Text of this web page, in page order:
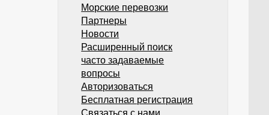
Морские перевозки
Партнеры
Новости
Расширенный поиск
часто задаваемые
вопросы
Авторизоваться
Бесплатная регистрация
Связаться с нами